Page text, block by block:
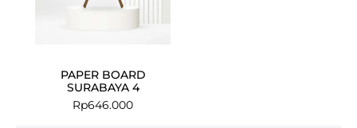
PAPER BOARD
SURABAYA 4
Rp646.000